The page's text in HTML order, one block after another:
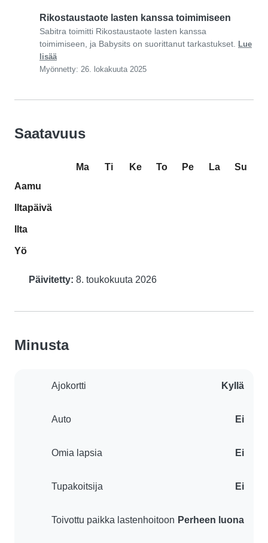
Rikostaustaote lasten kanssa toimimiseen
Sabitra toimitti Rikostaustaote lasten kanssa
toimimiseen, ja Babysits on suorittanut tarkastukset.
Lue
lisää
Myönnetty: 26. lokakuuta 2025
Saatavuus
Ma Ti Ke To Pe La
Su
Aamu
Iltapäivä
Ilta
Yö
Päivitetty: 8. toukokuuta 2026
Minusta
Ajokortti Kyllä
Auto Ei
Omia lapsia Ei
Tupakoitsija Ei
Toivottu paikka lastenhoitoon Perheen luona